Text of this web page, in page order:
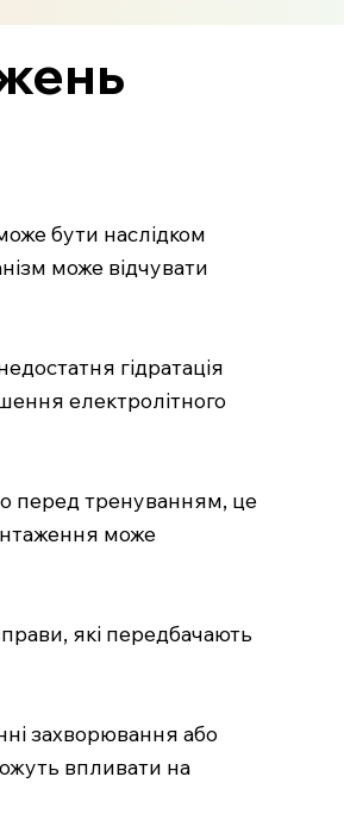
бути наслідком
може відчувати
гідратація
електролітного
перед тренуванням, це
може
які передбачають
захворювання або
впливати на